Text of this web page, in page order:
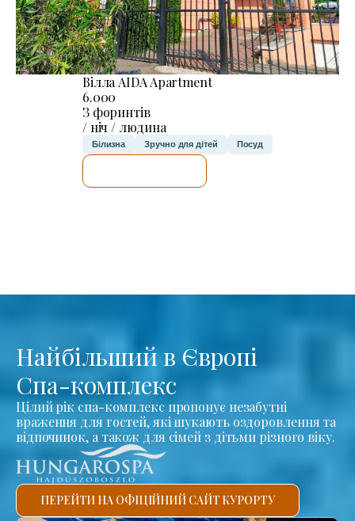
Вілла AIDA Apartment
6.000
З форинтів
/ ніч / людина
Білизна Зручно для дітей Посуд
Найбільший в Європі
Спа-комплекс
Цілий рік спа-комплекс пропонує незабутні
враження для гостей, які шукають оздоровлення та
відпочинок, а також для сімей з дітьми різного віку.
ПЕРЕЙТИ НА ОФІЦІЙНИЙ САЙТ КУРОРТУ